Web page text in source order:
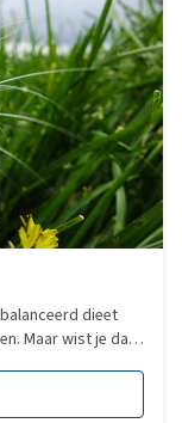
dieet
Maar wist je dat
mogen cavia's wél
dat je ze veilig